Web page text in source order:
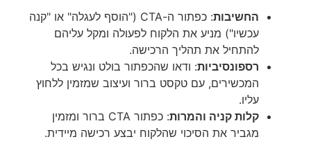
החשיבות
: כפתור ה-CTA ("הוסף לעגלה" או "קנה
עכשיו") מניע את הלקוח לפעולה ומקל עליהם
להתחיל את תהליך הרכישה.
רספונסיביות: ודאו שהכפתור בולט ונגיש בכל
המכשירים, עם טקסט ברור ועיצוב שמזמין ללחוץ
עליו.
קלות קניה והמרות
: כפתור CTA ברור ומזמין
מגביר את הסיכוי שהלקוח יבצע רכישה מיידית.